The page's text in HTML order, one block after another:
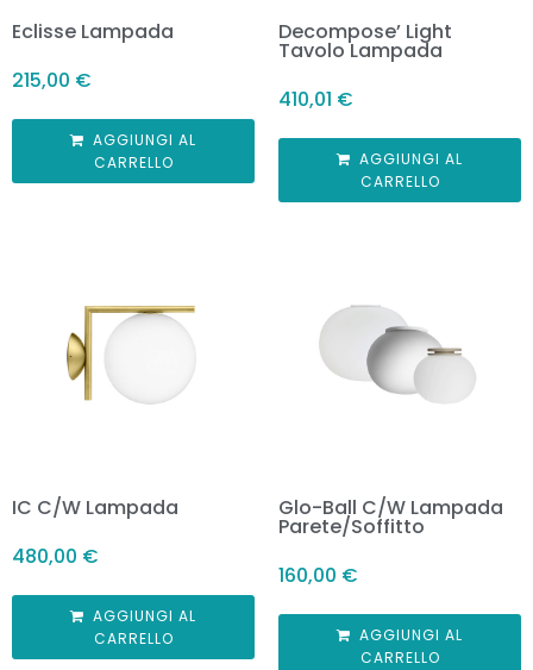
Eclisse Lampada
215,00 €
AGGIUNGI AL
CARRELLO
Decompose’ Light
Tavolo Lampada
410,01 €
AGGIUNGI AL
CARRELLO
IC C/W Lampada
480,00 €
AGGIUNGI AL
CARRELLO
Glo-Ball C/W Lampada
Parete/Soffitto
160,00 €
AGGIUNGI AL
CARRELLO